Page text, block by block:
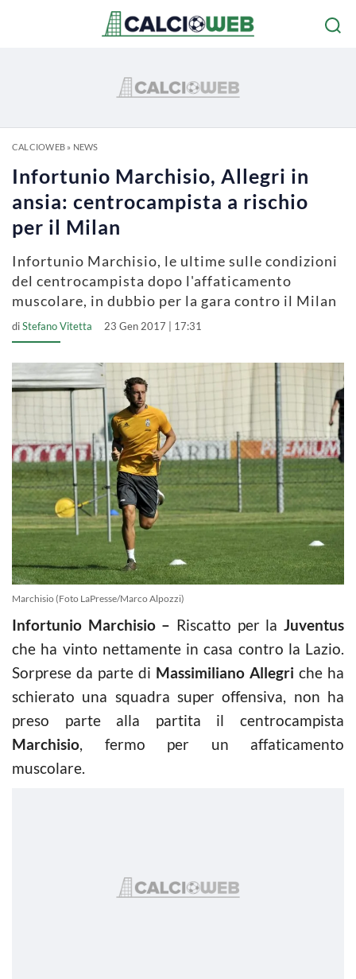
CALCIOWEB» NEWS
Infortunio Marchisio, Allegri in
ansia: centrocampista a rischio
per il Milan
Infortunio Marchisio, le ultime sulle condizioni
del centrocampista dopo l'affaticamento
muscolare, in dubbio per la gara contro il Milan
diStefano Vitetta 23 Gen 2017 | 17:31
Marchisio (Foto LaPresse/Marco Alpozzi)
Infortunio Marchisio – Riscatto per laJuventus
che ha vinto nettamente in casa contro la Lazio.
Sorprese da parte di Massimiliano Allegri che ha
schierato una squadra super offensiva, non ha
preso parte alla partita il centrocampista
Marchisio, fermo per un affaticamento
muscolare.